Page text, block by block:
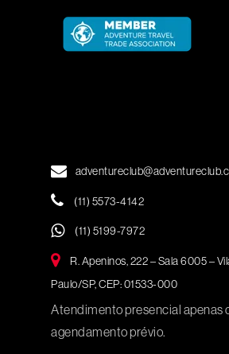
(11) 5573-4142
(11) 5199-7972
R. Apeninos, 222 – Sala 6005 –
Paulo/SP, CEP: 01533-000
Atendimento presencial apenas
agendamento prévio.